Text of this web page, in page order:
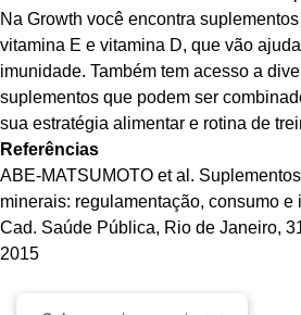
suplementose demais produtos,
busca uma vida com mais saúde e
Na Growth você encontra suplementos
vitamina E e vitamina D, que vão
imunidade. Também tem acesso a
suplementos que podem ser
sua estratégia alimentar e rotina de
Referências
ABE-MATSUMOTO et al.
minerais: regulamentação, consumo e